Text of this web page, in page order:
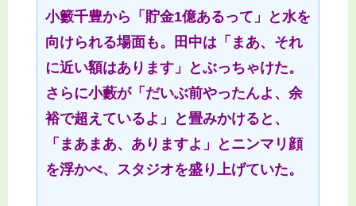
小籔千豊から「貯金1億あるって」と水を
向けられる場面も。田中は「まあ、それ
に近い額はあります」とぶっちゃけた。
さらに小藪が「だいぶ前やったんよ、余
裕で超えているよ」と畳みかけると、
「まあまあ、ありますよ」とニンマリ顔
を浮かべ、スタジオを盛り上げていた。